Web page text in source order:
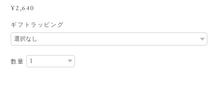
¥2,640
ギフトラッピング
数量